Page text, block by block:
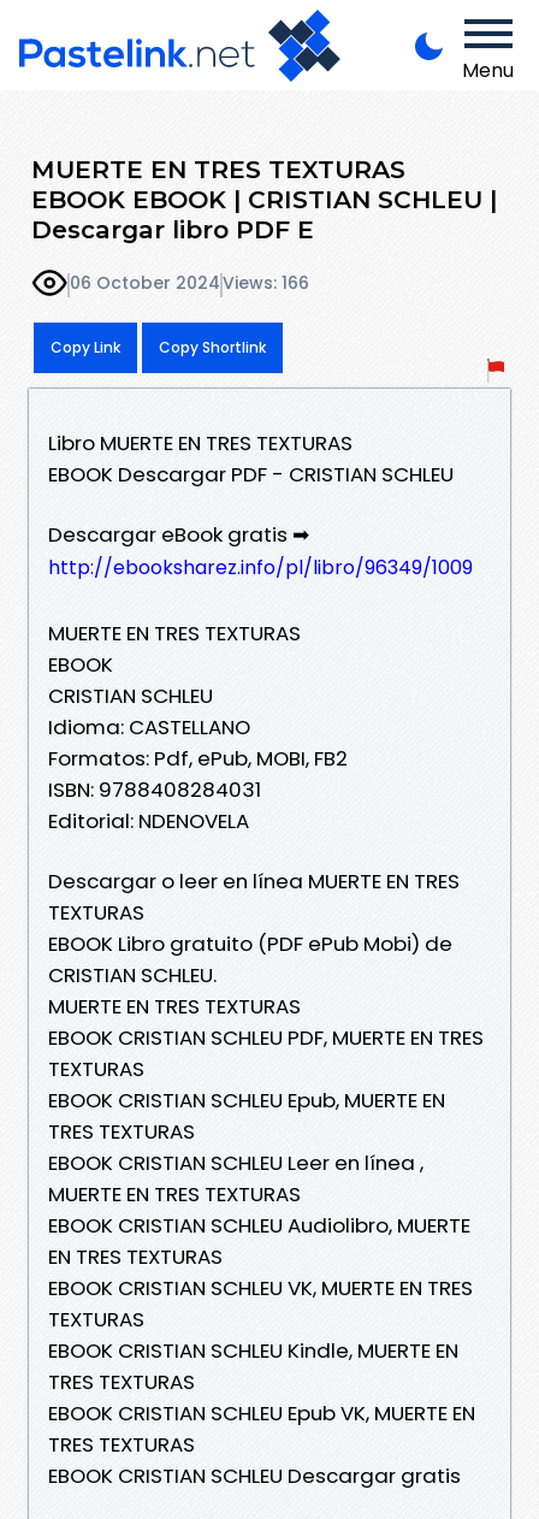
Menu
MUERTE EN TRES TEXTURAS
EBOOK EBOOK | CRISTIAN SCHLEU |
Descargar libro PDF E
06 October 2024Views: 166
Copy Link Copy Shortlink
Libro MUERTE EN TRES TEXTURAS
EBOOK Descargar PDF - CRISTIAN SCHLEU
Descargar eBook gratis ➡
http://ebooksharez.info/pl/libro/96349/1009
MUERTE EN TRES TEXTURAS
EBOOK
CRISTIAN SCHLEU
Idioma: CASTELLANO
Formatos: Pdf, ePub, MOBI, FB2
ISBN: 9788408284031
Editorial: NDENOVELA
Descargar o leer en línea MUERTE EN TRES
TEXTURAS
EBOOK Libro gratuito (PDF ePub Mobi) de
CRISTIAN SCHLEU.
MUERTE EN TRES TEXTURAS
EBOOK CRISTIAN SCHLEU PDF, MUERTE EN TRES
TEXTURAS
EBOOK CRISTIAN SCHLEU Epub, MUERTE EN
TRES TEXTURAS
EBOOK CRISTIAN SCHLEU Leer en línea ,
MUERTE EN TRES TEXTURAS
EBOOK CRISTIAN SCHLEU Audiolibro, MUERTE
EN TRES TEXTURAS
EBOOK CRISTIAN SCHLEU VK, MUERTE EN TRES
TEXTURAS
EBOOK CRISTIAN SCHLEU Kindle, MUERTE EN
TRES TEXTURAS
EBOOK CRISTIAN SCHLEU Epub VK, MUERTE EN
TRES TEXTURAS
EBOOK CRISTIAN SCHLEU Descargar gratis